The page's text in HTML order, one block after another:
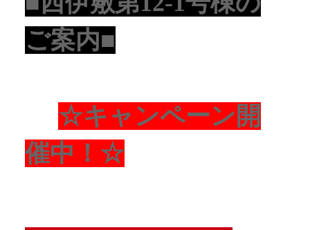
ご案内■
☆キャンペーン開
催中！☆